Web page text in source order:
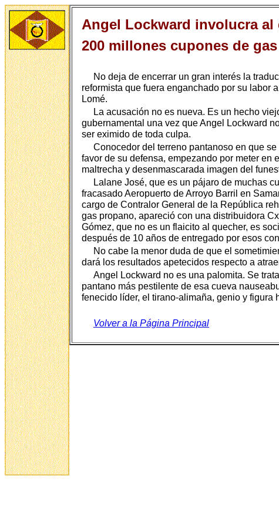
Angel Lockward involucra al
200 millones cupones de
No deja de encerrar un gran interés la
reformista que fuera enganchado por su labor
Lomé.
La acusación no es nueva. Es un hecho
gubernamental una vez que Angel Lockward
ser eximido de toda culpa.
Conocedor del terreno pantanoso en que
favor de su defensa, empezando por meter
maltrecha y desenmascarada imagen del
Lalane José, que es un pájaro de muchas
fracasado Aeropuerto de Arroyo Barril en
cargo de Contralor General de la República
gas propano, apareció con una distribuidora
Gómez, que no es un flaicito al quecher, es
después de 10 años de entregado por esos
No cabe la menor duda de que el
dará los resultados apetecidos respecto a
Angel Lockward no es una palomita. Se
pantano más pestilente de esa cueva
fenecido líder, el tirano-alimaña, genio y figura
Volver a la Página Principal